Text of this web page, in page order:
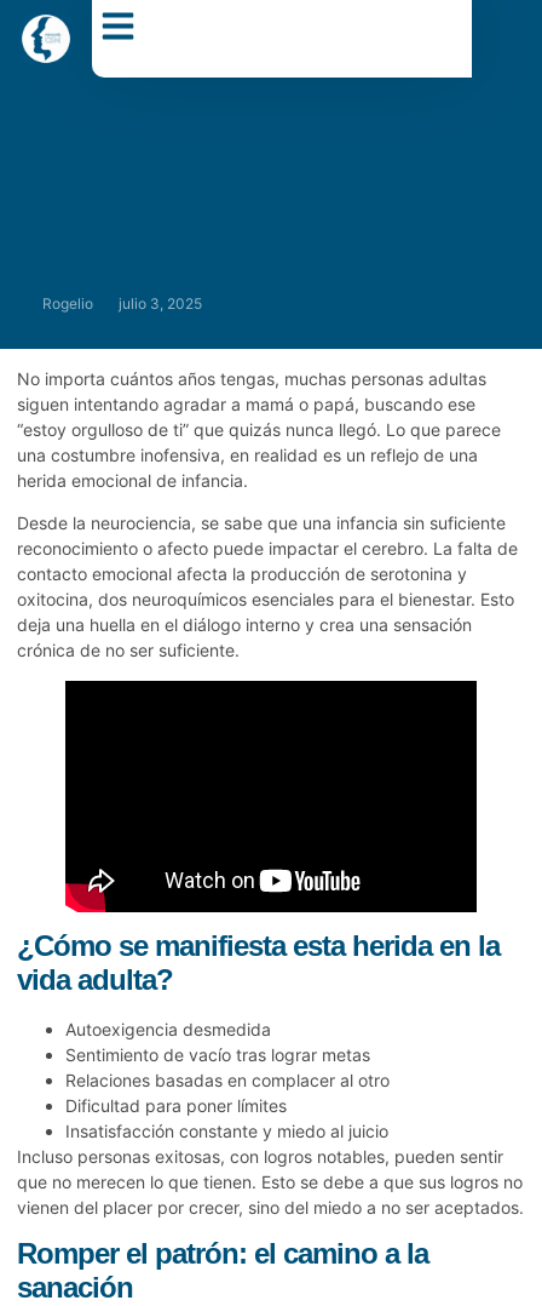
Rogelio julio 3, 2025
No importa cuántos años tengas, muchas personas adultas
siguen intentando agradar a mamá o papá, buscando ese
“estoy orgulloso de ti” que quizás nunca llegó. Lo que parece
una costumbre inofensiva, en realidad es un reflejo de una
herida emocional de infancia.
Desde la neurociencia, se sabe que una infancia sin suficiente
reconocimiento o afecto puede impactar el cerebro. La falta de
contacto emocional afecta la producción de serotonina y
oxitocina, dos neuroquímicos esenciales para el bienestar. Esto
deja una huella en el diálogo interno y crea una sensación
crónica de no ser suficiente.
¿Cómo se manifiesta esta herida en la
vida adulta?
Autoexigencia desmedida
Sentimiento de vacío tras lograr metas
Relaciones basadas en complacer al otro
Dificultad para poner límites
Insatisfacción constante y miedo al juicio
Incluso personas exitosas, con logros notables, pueden sentir
que no merecen lo que tienen. Esto se debe a que sus logros no
vienen del placer por crecer, sino del miedo a no ser aceptados.
Romper el patrón: el camino a la
sanación